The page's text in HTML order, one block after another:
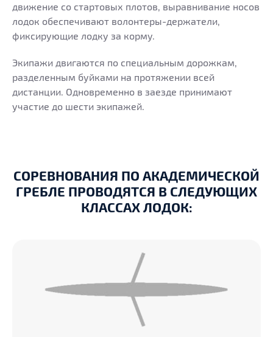
движение со стартовых плотов, выравнивание носов
лодок обеспечивают волонтеры-держатели,
фиксирующие лодку за корму.
Экипажи двигаются по специальным дорожкам,
разделенным буйками на протяжении всей
дистанции. Одновременно в заезде принимают
участие до шести экипажей.
СОРЕВНОВАНИЯ ПО АКАДЕМИЧЕСКОЙ
ГРЕБЛЕ ПРОВОДЯТСЯ В СЛЕДУЮЩИХ
КЛАССАХ ЛОДОК: